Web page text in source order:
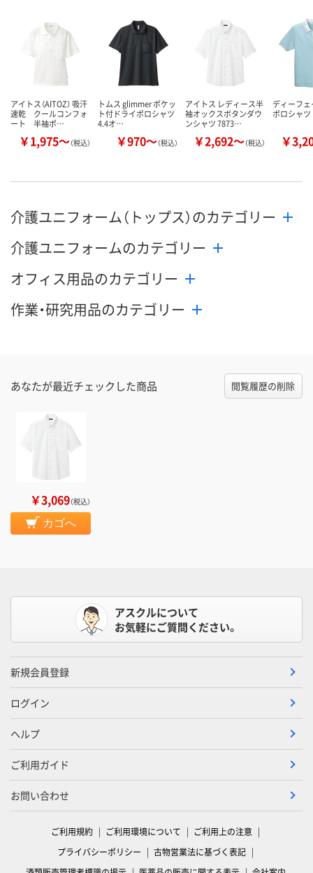
数量
カゴへ カゴへ カ
アイトス（AITOZ） 吸汗
速乾 クールコンフォ
ート 半袖ポ…
￥1,975～（税込）
トムス glimmer ポケッ
ト付ドライポロシャツ
4.4オ…
￥970～（税込）
アイトス レディース半
袖オックスボタンダウ
ンシャツ 7873…
￥2,692～（税込）
ディーフ
ポロシャツ
￥
介護ユニフォーム（トップス）のカテゴリー
介護ユニフォームのカテゴリー
オフィス用品のカテゴリー
作業・研究用品のカテゴリー
あなたが最近チェックした商品 閲覧履歴の削除
￥3,069（税込）
カゴへ
アスクルについて
お気軽にご質問ください。
新規会員登録
ログイン
ヘルプ
ご利用ガイド
お問い合わせ
ご利用規約 ご利用環境について
ご利用上の注意
プライバシーポリシー
古物営業法に基づく表記